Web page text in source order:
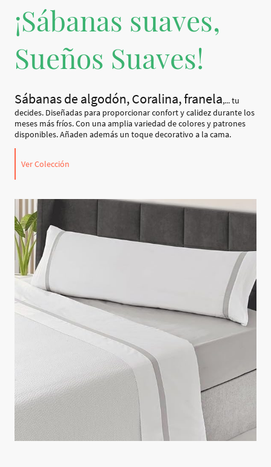
¡Sábanas suaves,
Sueños Suaves!
Sábanas de algodón, Coralina, franela,... tu
decides. Diseñadas para proporcionar confort y calidez durante los
meses más fríos. Con una amplia variedad de colores y patrones
disponibles. Añaden además un toque decorativo a la cama.
Ver Colección